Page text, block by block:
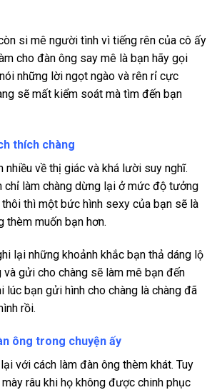
si mê người tình vì tiếng rên của cô ấy
cho đàn ông say mê là bạn hãy gọi
những lời ngọt ngào và rên rỉ cực
sẽ mất kiểm soát mà tìm đến bạn
thích chàng
nhiều về thị giác và khá lười suy nghĩ.
chỉ làm chàng dừng lại ở mức độ tưởng
thì một bức hình sexy của bạn sẽ là
thèm muốn bạn hơn.
lại những khoảnh khắc bạn thả dáng lộ
gửi cho chàng sẽ làm mê bạn đến
lúc bạn gửi hình cho chàng là chàng đã
rồi.
ông trong chuyện ấy
với cách làm đàn ông thèm khát. Tuy
râu khi họ không được chinh phục